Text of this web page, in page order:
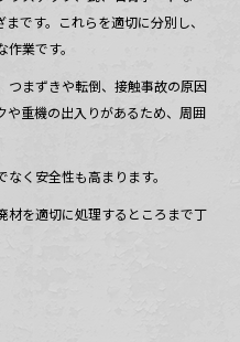
です。これらを適切に分別し、
業です。
つまずきや転倒、接触事故の原因
や重機の出入りがあるため、周囲
く安全性も高まります。
材を適切に処理するところまで丁